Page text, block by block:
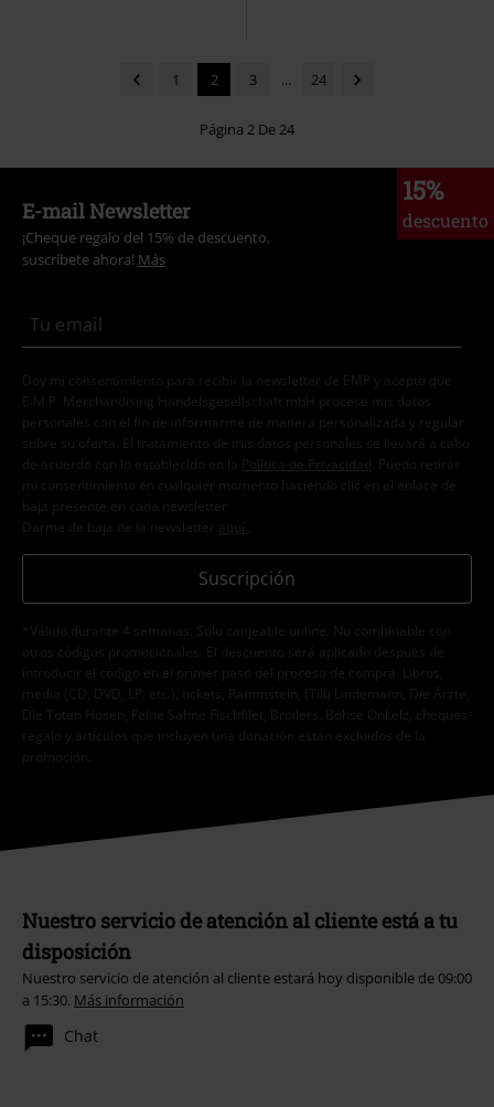
1 2 3 ... 24
Página 2 De 24
15%
descuento
E-mail Newsletter
¡Cheque regalo del 15% de descuento,
suscríbete ahora! Más
Doy mi consentimiento para recibir la newsletter de EMP y acepto que
E.M.P. Merchandising Handelsgesellschaft mbH procese mis datos
personales con el fin de informarme de manera personalizada y regular
sobre su oferta. El tratamiento de mis datos personales se llevará a cabo
de acuerdo con lo establecido en la
Política de Privacidad . Puedo retirar
mi consentimiento en cualquier momento haciendo clic en el enlace de
baja presente en cada newsletter.
Darme de baja de la newsletter
aquí
Suscripción
*Válido durante 4 semanas. Solo canjeable online. No combinable con
otros códigos promocionales. El descuento será aplicado después de
introducir el código en el primer paso del proceso de compra. Libros,
media (CD, DVD, LP, etc.), tickets, Rammstein, (Till) Lindemann, Die Ärzte,
Die Toten Hosen, Feine Sahne Fischfilet, Broilers, Böhse Onkelz, cheques-
regalo y artículos que incluyen una donación están excluidos de la
promoción.
Nuestro servicio de atención al cliente está a tu
disposición
Nuestro servicio de atención al cliente estará hoy disponible de 09:00
a 15:30. Más información
Chat